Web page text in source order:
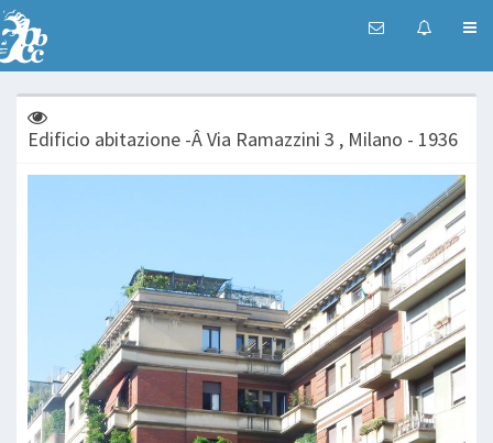
Edificio abitazione -Â Via Ramazzini 3 , Milano - 1936